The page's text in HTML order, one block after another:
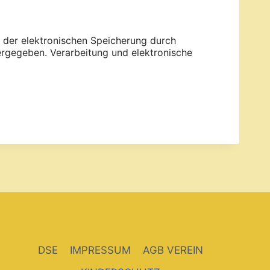
elektronischen Speicherung durch
Verarbeitung und elektronische
DSE IMPRESSUM
AGB VEREIN